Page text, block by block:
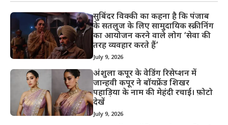
सुबिंदर विक्की का कहना है कि पंजाब
के सतलुज के लिए सामुदायिक स्क्रीनिंग
का आयोजन करने वाले लोग ‘सेवा की
तरह व्यवहार करते हैं’
July 9, 2026
अंशुला कपूर के वेडिंग रिसेप्शन में
जान्हवी कपूर ने बॉयफ्रेंड शिखर
पहाड़िया के नाम की मेहंदी रचाई। फ़ोटो
देखें
July 9, 2026